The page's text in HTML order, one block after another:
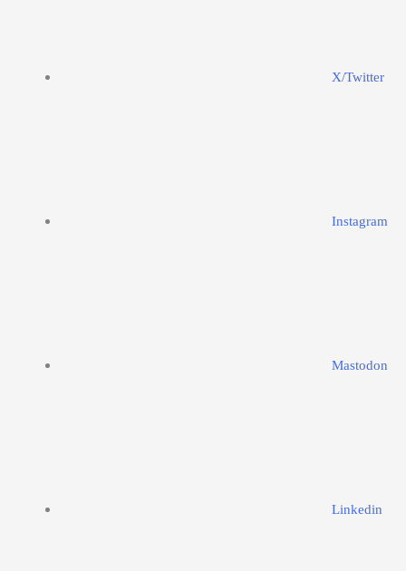
X/Twitter
Instagram
Mastodon
Linkedin